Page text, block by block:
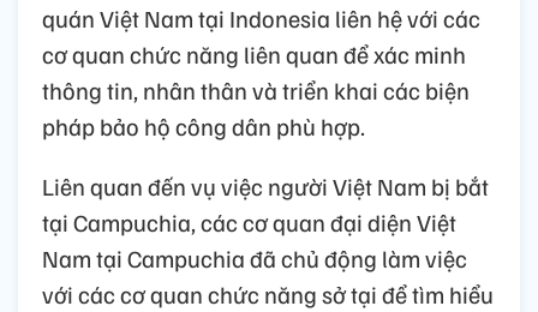
quán Việt Nam tại Indonesia liên hệ với các
cơ quan chức năng liên quan để xác minh
thông tin, nhân thân và triển khai các biện
pháp bảo hộ công dân phù hợp.
Liên quan đến vụ việc người Việt Nam bị bắt
tại Campuchia, các cơ quan đại diện Việt
Nam tại Campuchia đã chủ động làm việc
với các cơ quan chức năng sở tại để tìm hiểu